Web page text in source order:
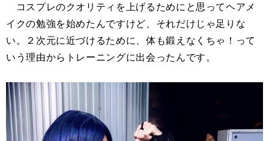
コスプレのクオリティを上げるためにと思ってヘアメ
イクの勉強を始めたんですけど、それだけじゃ足りな
い。２次元に近づけるために、体も鍛えなくちゃ！って
いう理由からトレーニングに出会ったんです。